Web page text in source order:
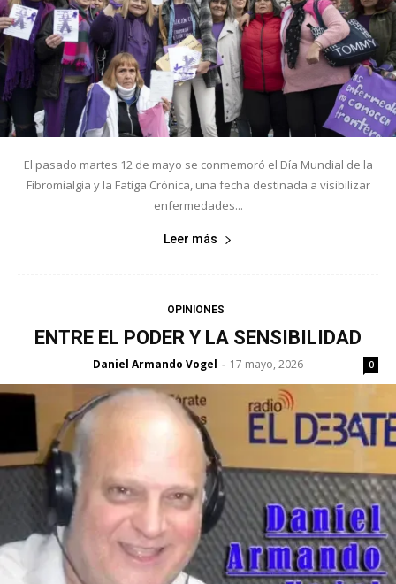
El pasado martes 12 de mayo se conmemoró el Día Mundial de la
Fibromialgia y la Fatiga Crónica, una fecha destinada a visibilizar
enfermedades...
Leer más
OPINIONES
ENTRE EL PODER Y LA SENSIBILIDAD
Daniel Armando Vogel - 17 mayo, 2026 0